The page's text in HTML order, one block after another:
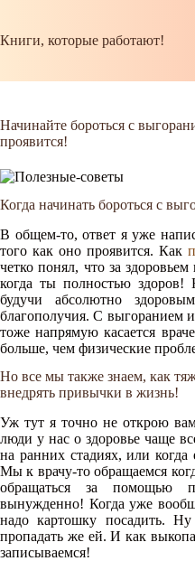
сути
Книги, которые работают!
Начинайте бороться с
проявится!
Когда начинать бороться с
В общем-то, ответ я уже
того как оно проявится. Как
четко понял, что за
когда ты полностью здоров!
будучи абсолютно
благополучия. С выгоранием
тоже напрямую касается
больше, чем физические
Но все мы также знаем, как
внедрять привычки в жизнь!
Уж тут я точно не открою
люди у нас о здоровье чаще
на ранних стадиях, или когда
Мы к врачу-то обращаемся
обращаться за помощью
вынужденно! Когда уже
надо картошку посадить.
пропадать же ей. И как
записываемся!